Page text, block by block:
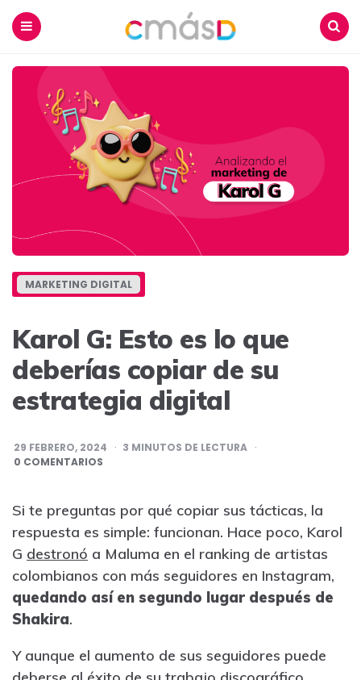
MARKETING DIGITAL
Karol G: Esto es lo que
deberías copiar de su
estrategia digital
29 FEBRERO, 2024 3 MINUTOS DE LECTURA
0 COMENTARIOS
Si te preguntas por qué copiar sus tácticas, la
respuesta es simple: funcionan. Hace poco, Karol
G destronó a Maluma en el ranking de artistas
colombianos con más seguidores en Instagram,
quedando así en segundo lugar después de
Shakira.
Y aunque el aumento de sus seguidores puede